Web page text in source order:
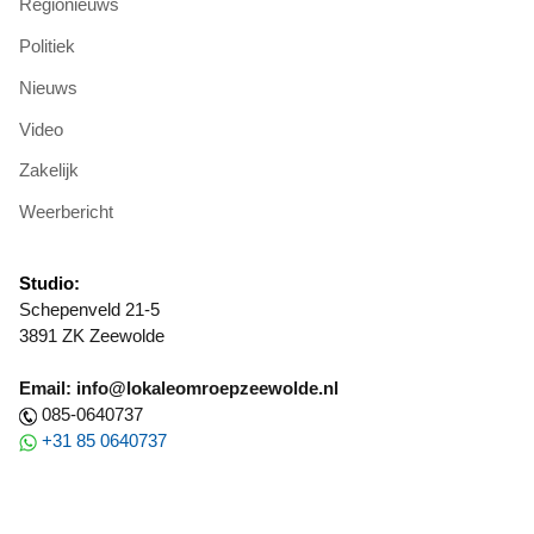
Regionieuws
Politiek
Nieuws
Video
Zakelijk
Weerbericht
Studio:
Schepenveld 21-5
3891 ZK Zeewolde
Email: info@lokaleomroepzeewolde.nl
085-0640737
+31 85 0640737